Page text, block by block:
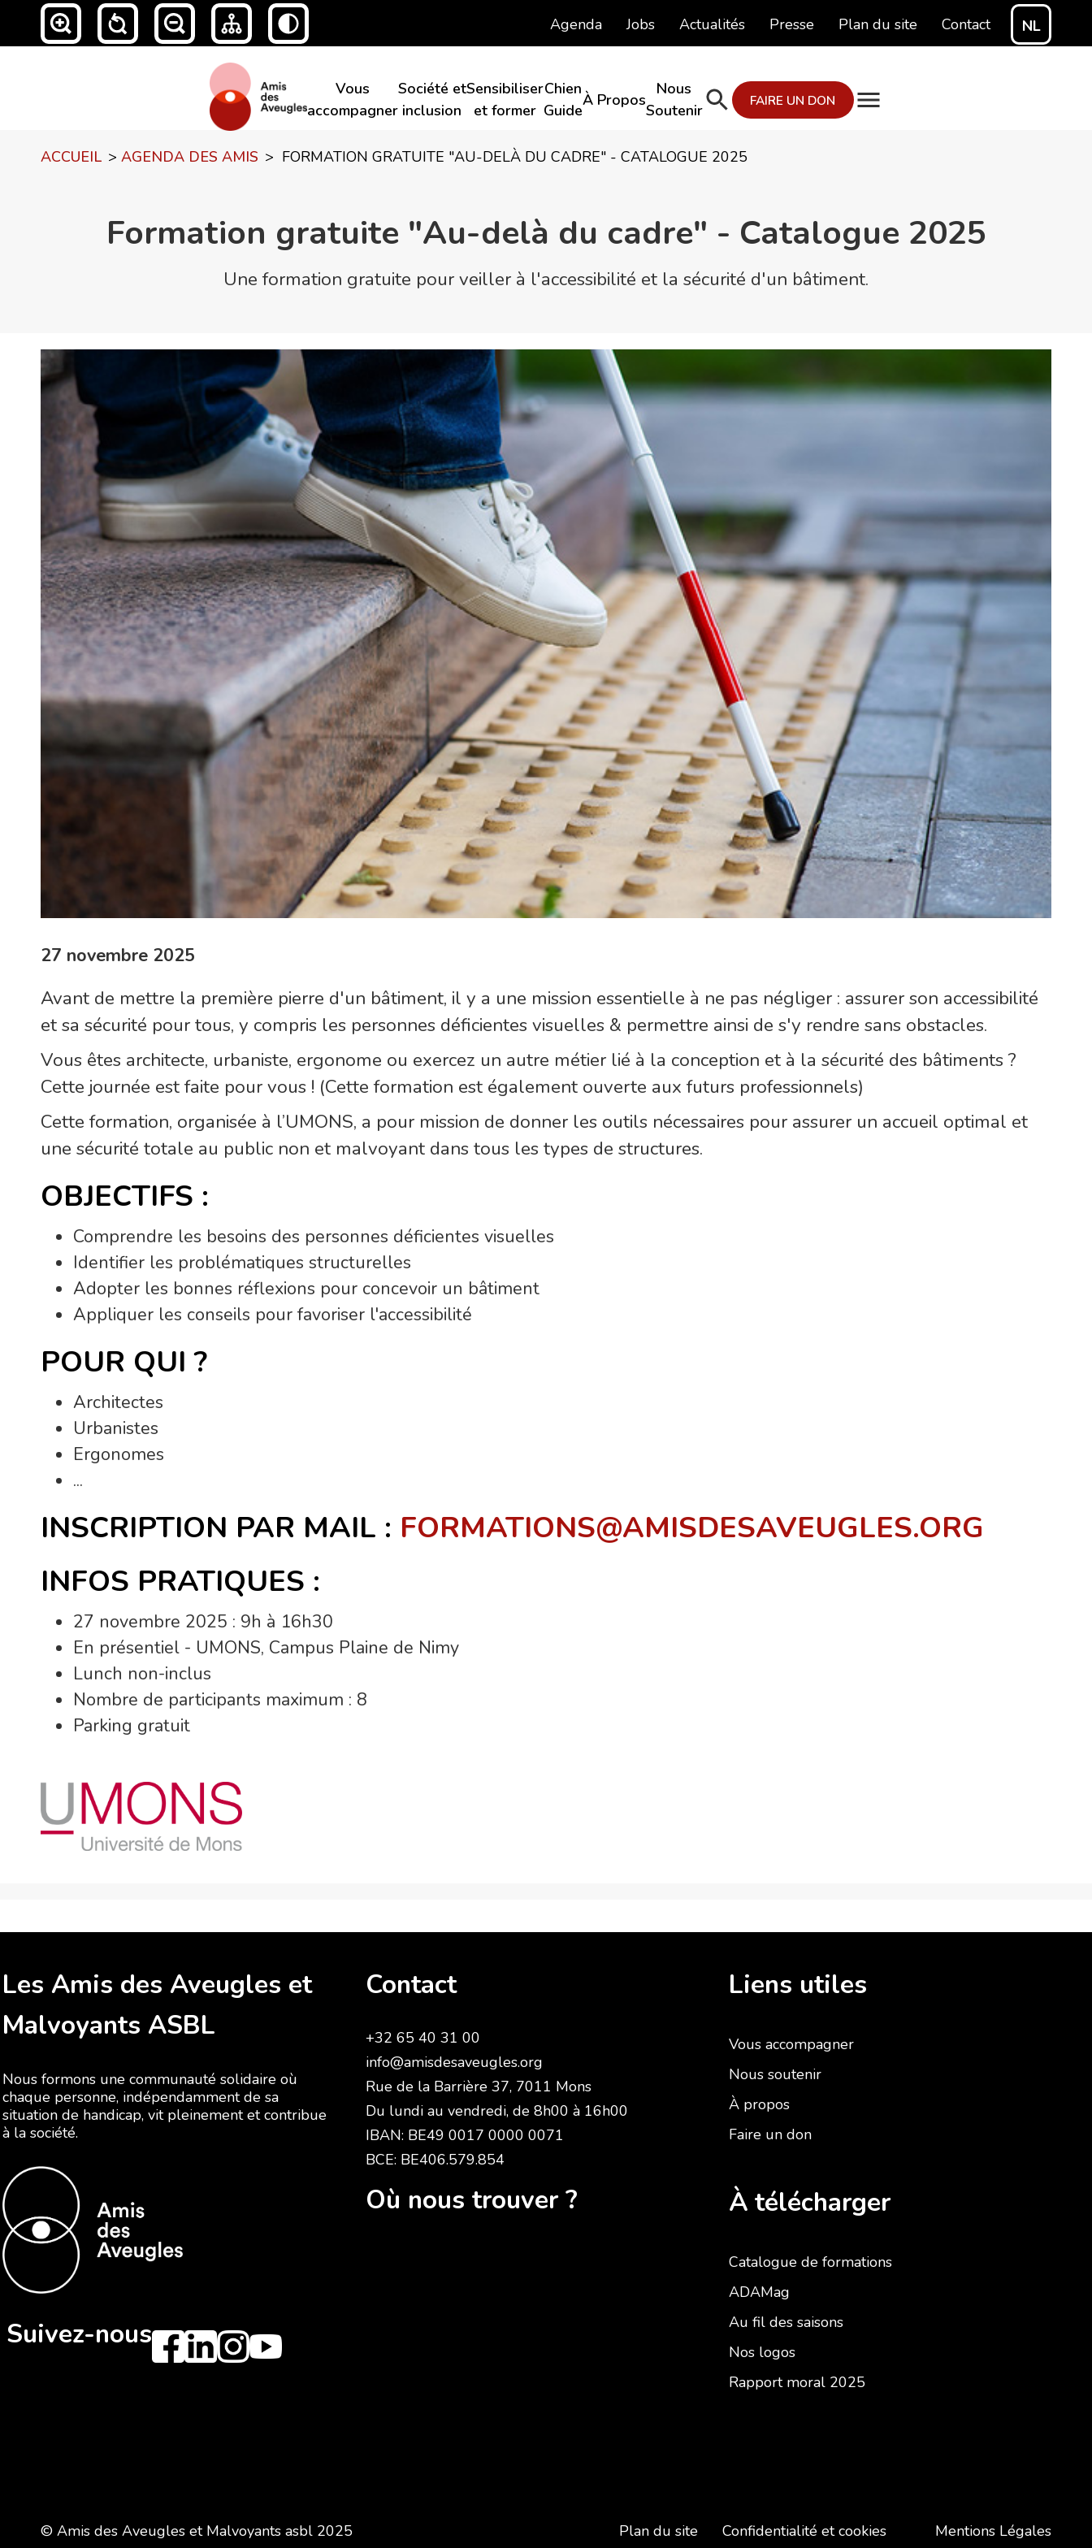
Agenda Jobs Actualités Presse Plan du site Contact NL
Vous
accompagner​
Société et
inclusion​
Sensibiliser
et former
Chien
Guide​
À Propos​
Nous
Soutenir​
FAIRE UN DON
ACCUEIL > AGENDA DES AMIS > FORMATION GRATUITE "AU-DELÀ DU CADRE" - CATALOGUE 2025
Formation gratuite "Au-delà du cadre" - Catalogue 2025
Une formation gratuite pour veiller à l'accessibilité et la sécurité d'un bâtiment.
27 novembre 2025
Avant de mettre la première pierre d'un bâtiment, il y a une mission essentielle à ne pas négliger : assurer son accessibilité
et sa sécurité pour tous, y compris les personnes déficientes visuelles & permettre ainsi de s'y rendre sans obstacles.
Vous êtes architecte, urbaniste, ergonome ou exercez un autre métier lié à la conception et à la sécurité des bâtiments ?
Cette journée est faite pour vous ! (Cette formation est également ouverte aux futurs professionnels)
Cette formation, organisée à l’UMONS, a pour mission de donner les outils nécessaires pour assurer un accueil optimal et
une sécurité totale au public non et malvoyant dans tous les types de structures.
OBJECTIFS :
Comprendre les besoins des personnes déficientes visuelles
Identifier les problématiques structurelles
Adopter les bonnes réflexions pour concevoir un bâtiment
Appliquer les conseils pour favoriser l'accessibilité
POUR QUI ?
Architectes
Urbanistes
Ergonomes
...
INSCRIPTION PAR MAIL : FORMATIONS@AMISDESAVEUGLES.ORG
INFOS PRATIQUES :
27 novembre 2025 : 9h à 16h30
En présentiel - UMONS, Campus Plaine de Nimy
Lunch non-inclus
Nombre de participants maximum : 8
Parking gratuit
Les Amis des Aveugles et
Malvoyants ASBL
Nous formons une communauté solidaire où
chaque personne, indépendamment de sa
situation de handicap, vit pleinement et contribue
à la société.
Suivez-nous
Contact
+32 65 40 31 00
info@amisdesaveugles.org
Rue de la Barrière 37, 7011 Mons
Du lundi au vendredi, de 8h00 à 16h00
IBAN: BE49 0017 0000 0071
BCE: BE406.579.854
Où nous trouver ?
Liens utiles
Vous accompagner
Nous soutenir
À propos
Faire un don
À télécharger
Catalogue de formations
ADAMag
Au fil des saisons
Nos logos
Rapport moral 2025
© Amis des Aveugles et Malvoyants asbl 2025 Plan du site Confidentialité et cookies Mentions Légales